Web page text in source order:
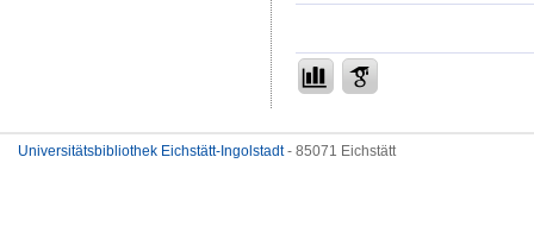
Universitätsbibliothek Eichstätt-Ingolstadt- 85071 Eichstätt